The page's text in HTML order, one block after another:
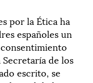
por la Ética ha
españoles un
de los
escrito, se